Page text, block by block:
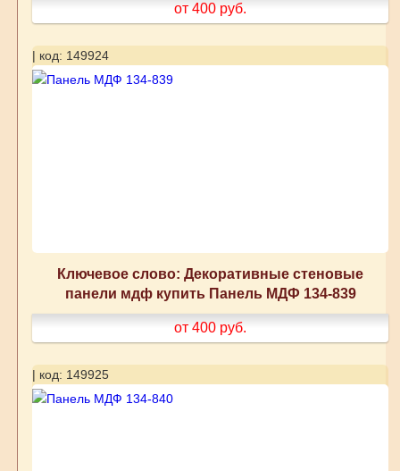
от 400 руб.
| код: 149924
Ключевое слово: Декоративные стеновые
панели мдф купить Панель МДФ 134-839
от 400 руб.
| код: 149925